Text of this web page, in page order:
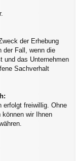
der Erhebung
der Fall, wenn die
und das Unternehmen
Sachverhalt
erfolgt freiwillig. Ohne
können wir Ihnen